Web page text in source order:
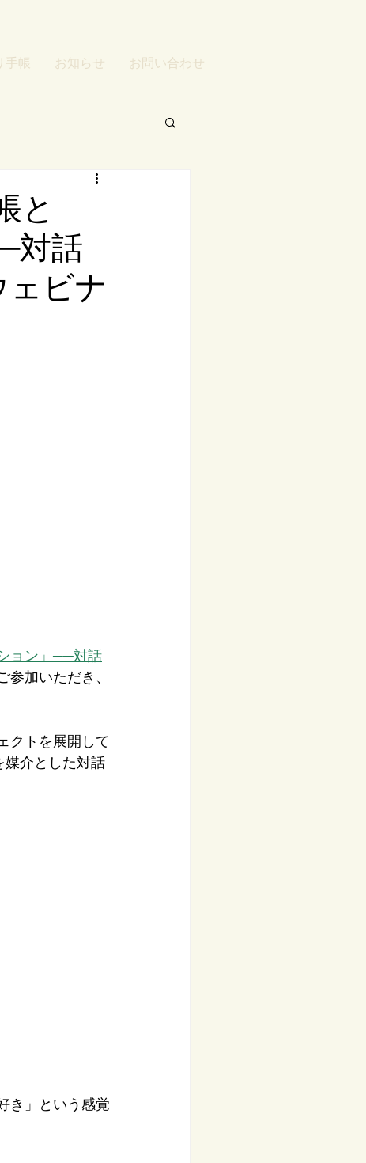
手帳 お知らせ お問い合わせ
と
対話
ェビナ
ョン」──対話
加いただき、
クトを展開して
介とした対話
き」という感覚